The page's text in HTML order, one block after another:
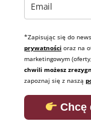
*Zapisując się do
prywatności oraz na
marketingowym
chwili możesz
zapoznaj się z naszą
Chcę